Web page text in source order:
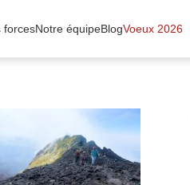
forcesNotre équipeBlogVoeux 2026